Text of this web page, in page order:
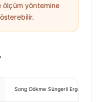
ölçüm yöntemine
Song Dökme Süngerli